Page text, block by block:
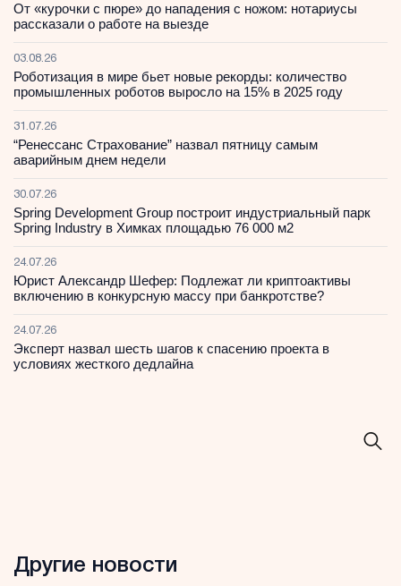
От «курочки с пюре» до нападения с ножом: нотариусы
рассказали о работе на выезде
03.08.26
Роботизация в мире бьет новые рекорды: количество
промышленных роботов выросло на 15% в 2025 году
31.07.26
“Ренессанс Страхование” назвал пятницу самым
аварийным днем недели
30.07.26
Spring Development Group построит индустриальный парк
Spring Industry в Химках площадью 76 000 м2
24.07.26
Юрист Александр Шефер: Подлежат ли криптоактивы
включению в конкурсную массу при банкротстве?
24.07.26
Эксперт назвал шесть шагов к спасению проекта в
условиях жесткого дедлайна
Другие новости